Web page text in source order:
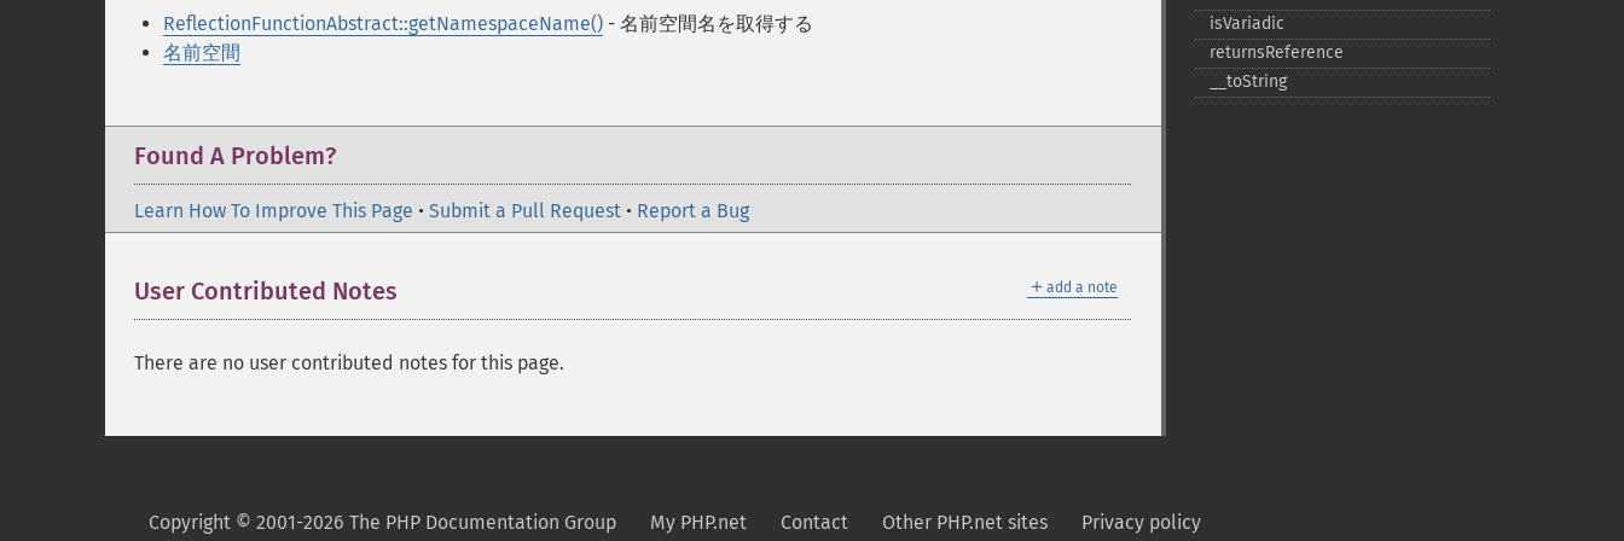
ReflectionFunctionAbstract::getNamespaceName() - 名前空間名を取得する
名前空間
Found A Problem?
Learn How To Improve This Page • Submit a Pull Request • Report a Bug
＋ add a note
User Contributed Notes
There are no user contributed notes for this page.
isVariadic
returnsReference
_​_​toString
Copyright © 2001-2026 The PHP Documentation Group My PHP.net Contact Other PHP.net sites Privacy policy